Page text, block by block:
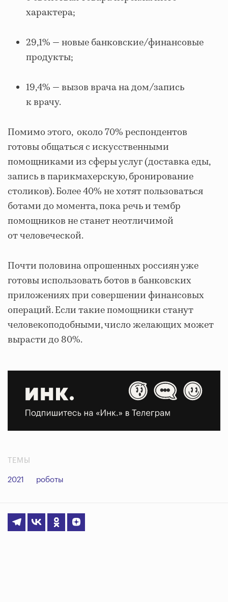
характера;
29,1% — новые банковские/финансовые
продукты;
19,4% — вызов врача на дом/запись
к врачу.
Помимо этого, около 70% респондентов
готовы общаться с искусственными
помощниками из сферы услуг (доставка еды,
запись в парикмахерскую, бронирование
столиков). Более 40% не хотят пользоваться
ботами до момента, пока речь и тембр
помощников не станет неотличимой
от человеческой.
Почти половина опрошенных россиян уже
готовы использовать ботов в банковских
приложениях при совершении финансовых
операций. Если такие помощники станут
человекоподобными, число желающих может
вырасти до 80%.
ТЕМЫ
2021 роботы